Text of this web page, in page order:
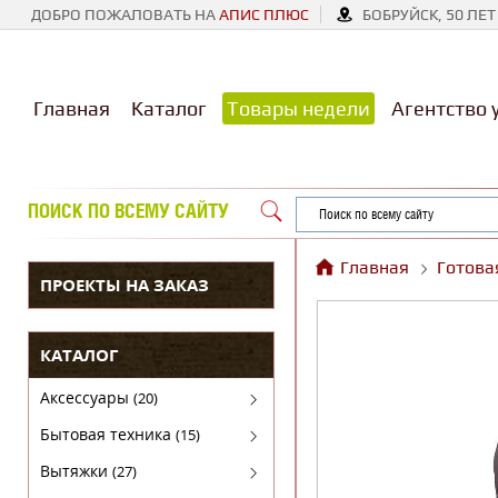
ДОБРО ПОЖАЛОВАТЬ НААПИС ПЛЮС БОБРУЙСК, 50
Главная Каталог Товары недели Агентство
ПОИСК ПО ВСЕМУ САЙТУ
ПРОЕКТЫ НА ЗАКАЗ
КАТАЛОГ
Аксессуары (20)
Аксессуары для бытовой техники
Бытовая техника (15)
Духовые шкафы
Вытяжки (27)
Главная